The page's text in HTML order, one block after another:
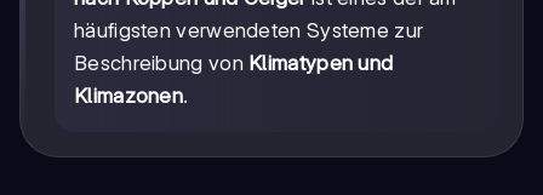
häufigsten verwendeten Systeme zur
Beschreibung von Klimatypen und
Klimazonen.